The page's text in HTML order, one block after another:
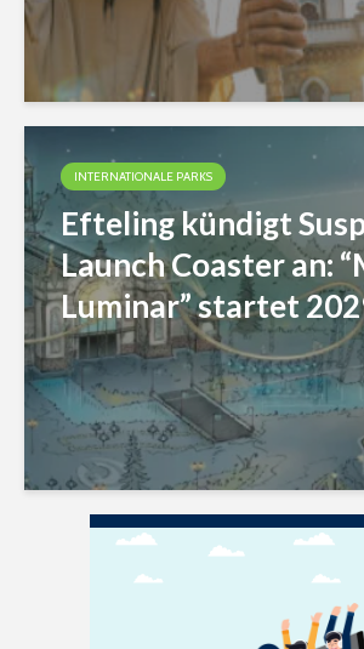
INTERNATIONALE PARKS
Efteling kündigt
Launch Coaster an:
Luminar” startet